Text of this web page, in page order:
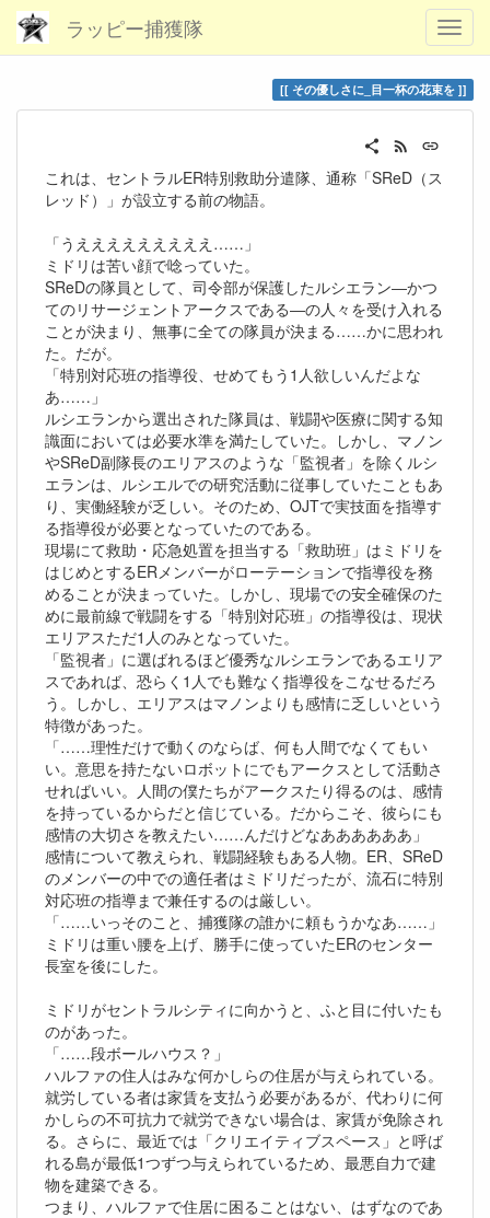
ラッピー捕獲隊
その優しさに_目一杯の花束を
これは、セントラルER特別救助分遣隊、通称「SReD（ス
レッド）」が設立する前の物語。
「うえええええええええ……」
ミドリは苦い顔で唸っていた。
SReDの隊員として、司令部が保護したルシエラン―かつ
てのリサージェントアークスである―の人々を受け入れる
ことが決まり、無事に全ての隊員が決まる……かに思われ
た。だが。
「特別対応班の指導役、せめてもう1人欲しいんだよな
あ……」
ルシエランから選出された隊員は、戦闘や医療に関する知
識面においては必要水準を満たしていた。しかし、マノン
やSReD副隊長のエリアスのような「監視者」を除くルシ
エランは、ルシエルでの研究活動に従事していたこともあ
り、実働経験が乏しい。そのため、OJTで実技面を指導す
る指導役が必要となっていたのである。
現場にて救助・応急処置を担当する「救助班」はミドリを
はじめとするERメンバーがローテーションで指導役を務
めることが決まっていた。しかし、現場での安全確保のた
めに最前線で戦闘をする「特別対応班」の指導役は、現状
エリアスただ1人のみとなっていた。
「監視者」に選ばれるほど優秀なルシエランであるエリア
スであれば、恐らく1人でも難なく指導役をこなせるだろ
う。しかし、エリアスはマノンよりも感情に乏しいという
特徴があった。
「……理性だけで動くのならば、何も人間でなくてもい
い。意思を持たないロボットにでもアークスとして活動さ
せればいい。人間の僕たちがアークスたり得るのは、感情
を持っているからだと信じている。だからこそ、彼らにも
感情の大切さを教えたい……んだけどなああああああ」
感情について教えられ、戦闘経験もある人物。ER、SReD
のメンバーの中での適任者はミドリだったが、流石に特別
対応班の指導まで兼任するのは厳しい。
「……いっそのこと、捕獲隊の誰かに頼もうかなあ……」
ミドリは重い腰を上げ、勝手に使っていたERのセンター
長室を後にした。
ミドリがセントラルシティに向かうと、ふと目に付いたも
のがあった。
「……段ボールハウス？」
ハルファの住人はみな何かしらの住居が与えられている。
就労している者は家賃を支払う必要があるが、代わりに何
かしらの不可抗力で就労できない場合は、家賃が免除され
る。さらに、最近では「クリエイティブスペース」と呼ば
れる島が最低1つずつ与えられているため、最悪自力で建
物を建築できる。
つまり、ハルファで住居に困ることはない、はずなのであ